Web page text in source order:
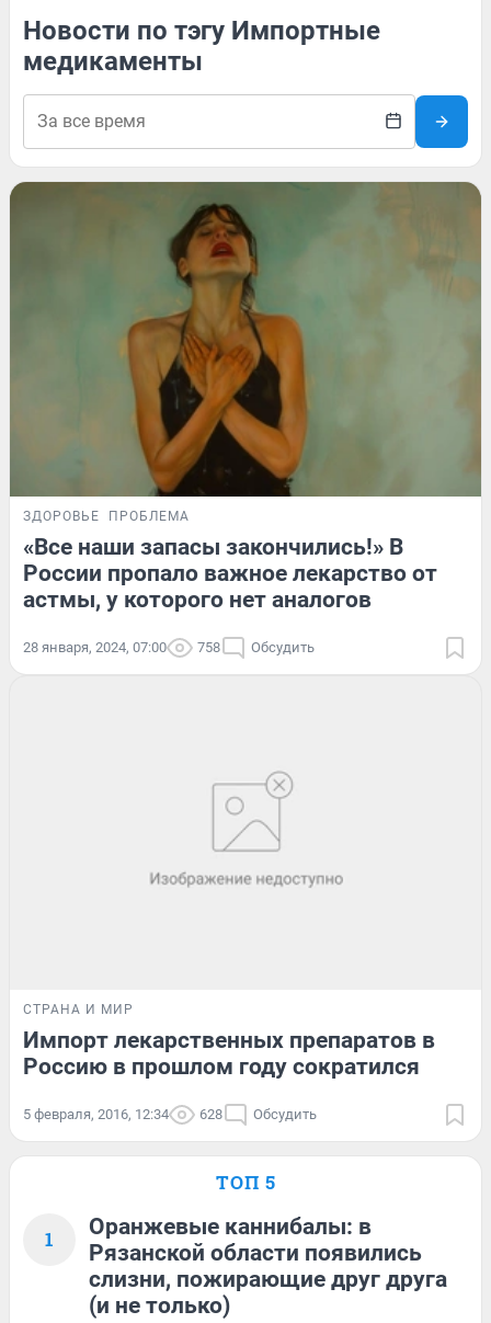
Новости по тэгу Импортные
медикаменты
ЗДОРОВЬЕ ПРОБЛЕМА
«Все наши запасы закончились!» В
России пропало важное лекарство от
астмы, у которого нет аналогов
28 января, 2024, 07:00 758 Обсудить
СТРАНА И МИР
Импорт лекарственных препаратов в
Россию в прошлом году сократился
5 февраля, 2016, 12:34 628 Обсудить
ТОП 5
1
Оранжевые каннибалы: в
Рязанской области появились
слизни, пожирающие друг друга
(и не только)